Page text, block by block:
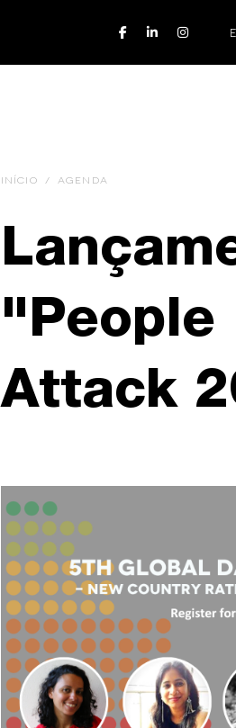
INÍCIO / AGENDA
"People
Attack